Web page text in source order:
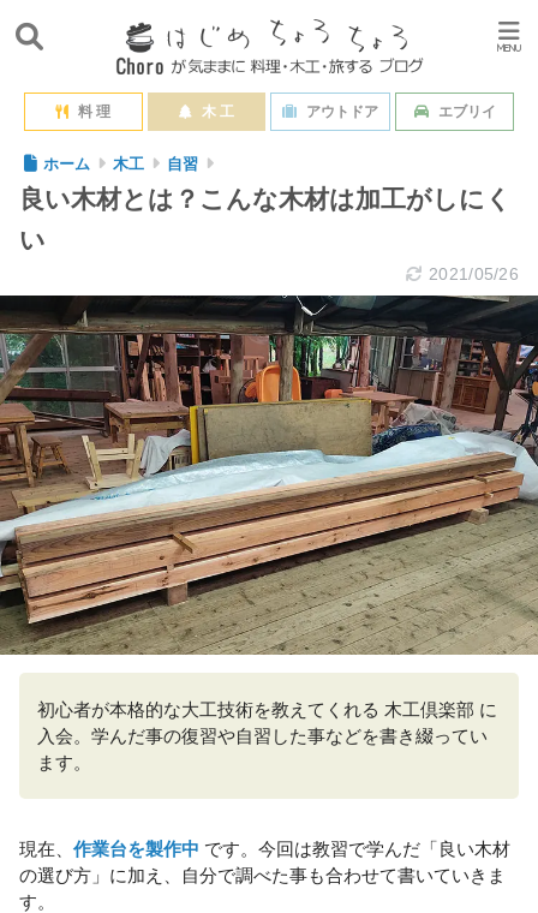
料 理 木 工 アウトドア エブリイ
ホーム 木工 自習
良い木材とは？こんな木材は加工がしにく
い
2021/05/26
初心者が本格的な大工技術を教えてくれる 木工倶楽部 に
入会。学んだ事の復習や自習した事などを書き綴ってい
ます。
現在、 作業台を製作中 です。今回は教習で学んだ「良い木材
の選び方」に加え、自分で調べた事も合わせて書いていきま
す。